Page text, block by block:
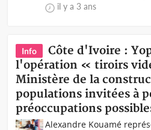
il y a 3 ans
Info
Côte d'Ivoire :
l'opération « tiroirs
Ministère de la
populations invitées à
préoccupations
Alexandre Kouamé